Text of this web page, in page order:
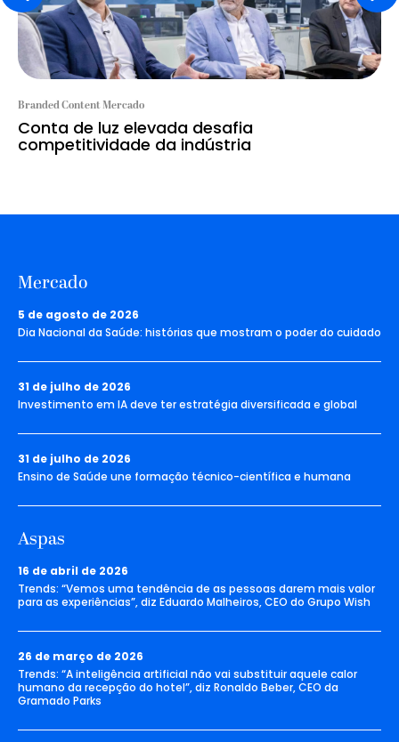
Branded Content Mercado
Conta de luz elevada desafia
competitividade da indústria
Mercado
5 de agosto de 2026
Dia Nacional da Saúde: histórias que mostram o poder do cuidado
31 de julho de 2026
Investimento em IA deve ter estratégia diversificada e global
31 de julho de 2026
Ensino de Saúde une formação técnico-científica e humana
Aspas
16 de abril de 2026
Trends: “Vemos uma tendência de as pessoas darem mais valor
para as experiências”, diz Eduardo Malheiros, CEO do Grupo Wish
26 de março de 2026
Trends: “A inteligência artificial não vai substituir aquele calor
humano da recepção do hotel”, diz Ronaldo Beber, CEO da
Gramado Parks